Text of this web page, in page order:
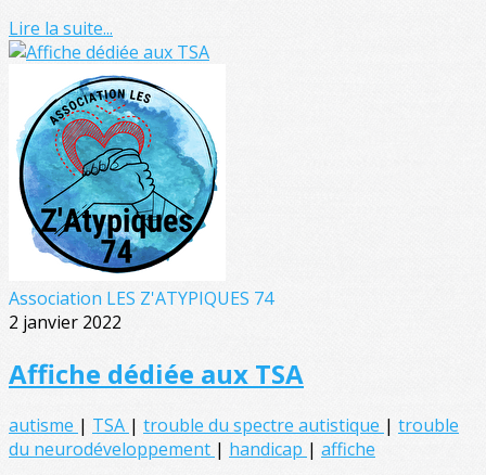
Lire la suite...
Association LES Z'ATYPIQUES 74
2 janvier 2022
Affiche dédiée aux TSA
autisme | TSA | trouble du spectre autistique | trouble
du neurodéveloppement | handicap | affiche